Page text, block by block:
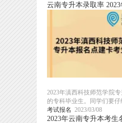
云南专升本录取率
2023年滇西科技师范学院
的专科毕业生。同学们要
考试报名 2023/03/08
2023年云南专升本考生